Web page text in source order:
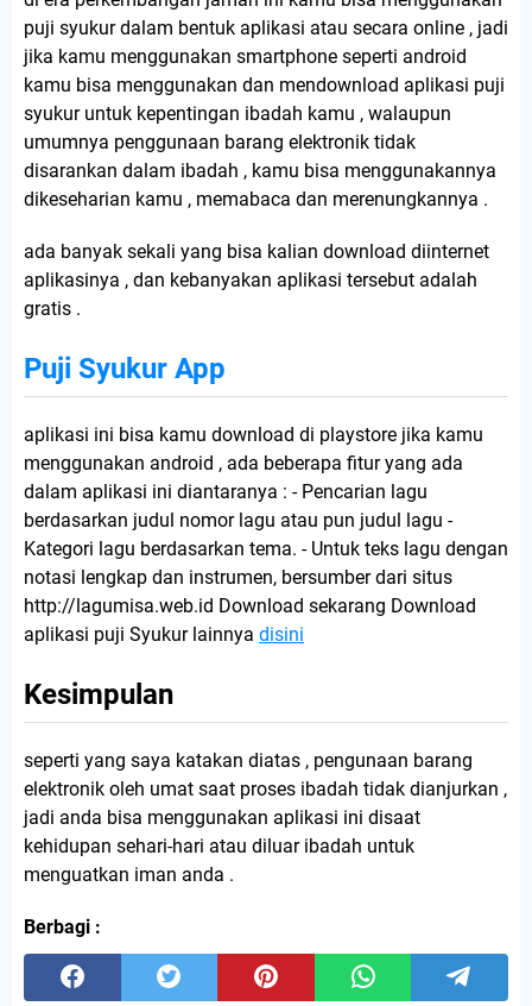
puji syukur dalam bentuk aplikasi atau secara online , jadi
jika kamu menggunakan smartphone seperti android
kamu bisa menggunakan dan mendownload aplikasi puji
syukur untuk kepentingan ibadah kamu , walaupun
umumnya penggunaan barang elektronik tidak
disarankan dalam ibadah , kamu bisa menggunakannya
dikeseharian kamu , memabaca dan merenungkannya .
ada banyak sekali yang bisa kalian download diinternet
aplikasinya , dan kebanyakan aplikasi tersebut adalah
gratis .
Puji Syukur App
aplikasi ini bisa kamu download di playstore jika kamu
menggunakan android , ada beberapa fitur yang ada
dalam aplikasi ini diantaranya : - Pencarian lagu
berdasarkan judul nomor lagu atau pun judul lagu -
Kategori lagu berdasarkan tema. - Untuk teks lagu dengan
notasi lengkap dan instrumen, bersumber dari situs
http://lagumisa.web.id Download sekarang Download
aplikasi puji Syukur lainnya disini
Kesimpulan
seperti yang saya katakan diatas , pengunaan barang
elektronik oleh umat saat proses ibadah tidak dianjurkan ,
jadi anda bisa menggunakan aplikasi ini disaat
kehidupan sehari-hari atau diluar ibadah untuk
menguatkan iman anda .
Berbagi :